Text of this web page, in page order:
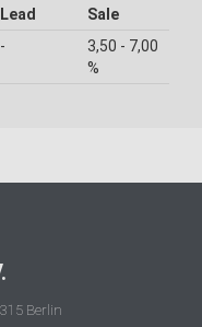
Lead
Sale
-
3,50 - 7,00
%
Berlin